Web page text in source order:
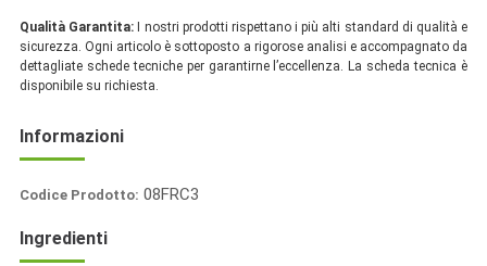
Qualità Garantita: I nostri prodotti rispettano i più alti standard di qualità e
sicurezza. Ogni articolo è sottoposto a rigorose analisi e accompagnato da
dettagliate schede tecniche per garantirne l’eccellenza. La scheda tecnica è
disponibile su richiesta.
Informazioni
Codice Prodotto: 08FRC3
Ingredienti